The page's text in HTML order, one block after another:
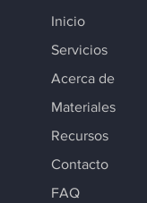
Inicio
Servicios
Acerca de
Materiales
Recursos
Contacto
FAQ